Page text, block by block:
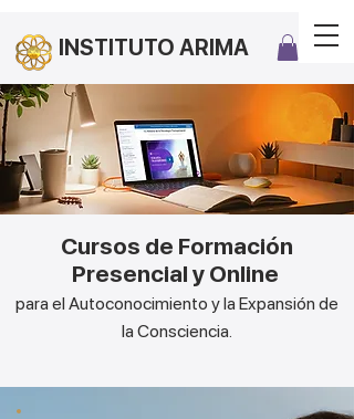
INSTITUTO ARIMA
Cursos de Formación
Presencial y Online
para el Autoconocimiento y la Expansión de
la Consciencia.